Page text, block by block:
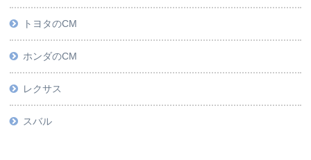
トヨタのCM
ホンダのCM
レクサス
スバル